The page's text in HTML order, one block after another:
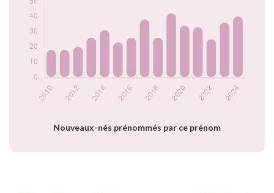
Nouveaux-nés prénommés par ce prénom
Popularité du
2019
2020
2021
2022
2023
40